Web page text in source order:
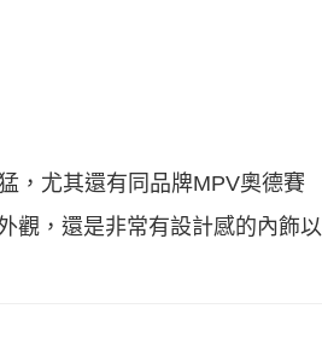
，尤其還有同品牌MPV奧德賽
觀，還是非常有設計感的內飾以